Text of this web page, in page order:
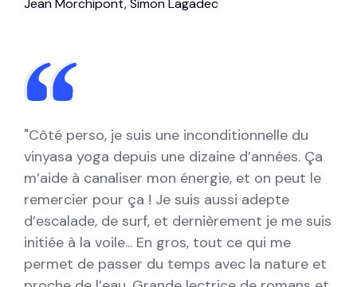
Jean Morchipont, Simon Lagadec
"Côté perso, je suis une inconditionnelle du
vinyasa yoga depuis une dizaine d’années. Ça
m’aide à canaliser mon énergie, et on peut le
remercier pour ça ! Je suis aussi adepte
d’escalade, de surf, et dernièrement je me suis
initiée à la voile... En gros, tout ce qui me
permet de passer du temps avec la nature et